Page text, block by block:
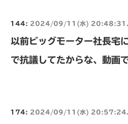
144: 2024/09/11(水)
以前ビッグモーター社長宅
で抗議してたからな、動画
174: 2024/09/11(水)